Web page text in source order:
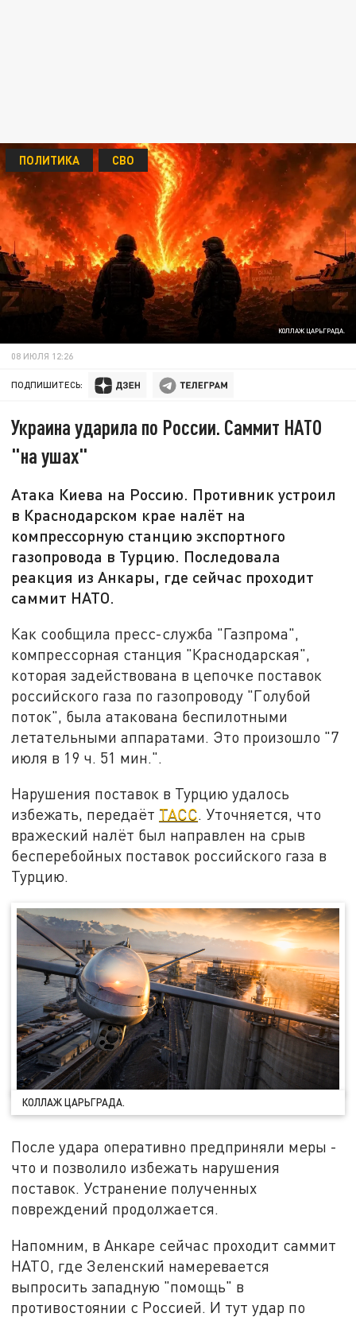
КОЛЛАЖ ЦАРЬГРАДА.
ПОЛИТИКА СВО
08 ИЮЛЯ 12:26
ПОДПИШИТЕСЬ:
Украина ударила по России. Саммит НАТО
"на ушах"
Атака Киева на Россию. Противник устроил
в Краснодарском крае налёт на
компрессорную станцию экспортного
газопровода в Турцию. Последовала
реакция из Анкары, где сейчас проходит
саммит НАТО.
Как сообщила пресс-служба "Газпрома",
компрессорная станция "Краснодарская",
которая задействована в цепочке поставок
российского газа по газопроводу "Голубой
поток", была атакована беспилотными
летательными аппаратами. Это произошло "7
июля в 19 ч. 51 мин.".
Нарушения поставок в Турцию удалось
избежать, передаёт ТАСС. Уточняется, что
вражеский налёт был направлен на срыв
бесперебойных поставок российского газа в
Турцию.
КОЛЛАЖ ЦАРЬГРАДА.
После удара оперативно предприняли меры -
что и позволило избежать нарушения
поставок. Устранение полученных
повреждений продолжается.
Напомним, в Анкаре сейчас проходит саммит
НАТО, где Зеленский намеревается
выпросить западную "помощь" в
противостоянии с Россией. И тут удар по